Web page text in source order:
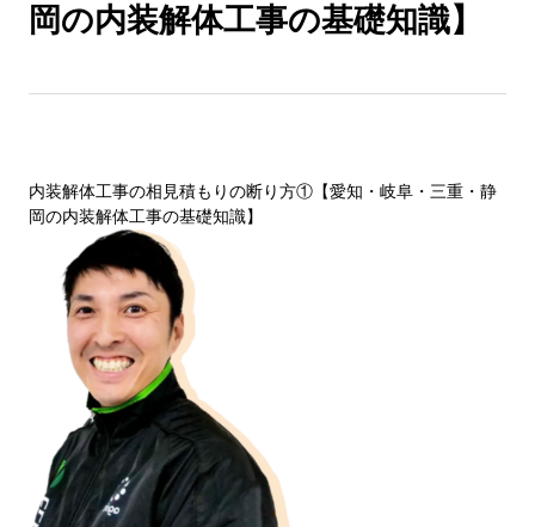
岡の内装解体工事の基礎知識】
内装解体工事の相見積もりの断り方①【愛知・岐阜・三重・静
岡の内装解体工事の基礎知識】